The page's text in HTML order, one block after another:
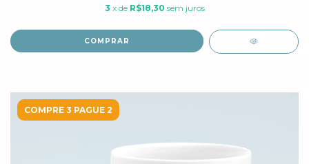
3 x de R$18,30 sem juros
COMPRAR
COMPRE 3 PAGUE 2